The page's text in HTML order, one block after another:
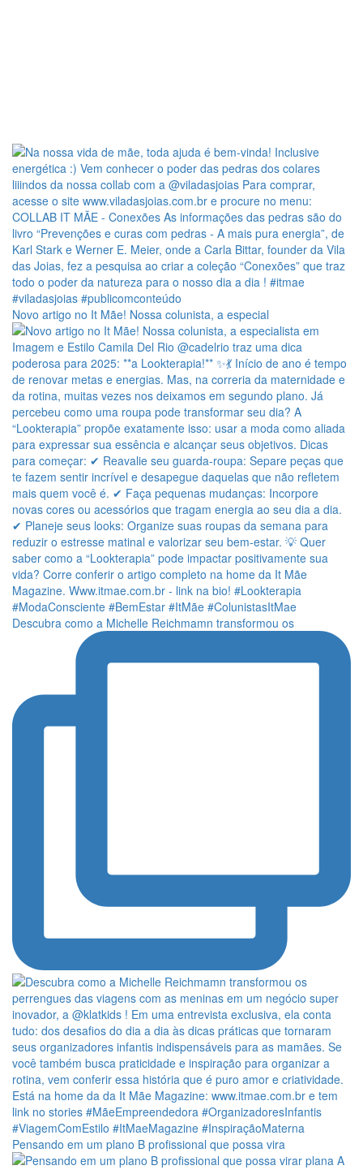
Novo artigo no It Mãe! Nossa colunista, a especial
Descubra como a Michelle Reichmamn transformou os
Pensando em um plano B profissional que possa vira